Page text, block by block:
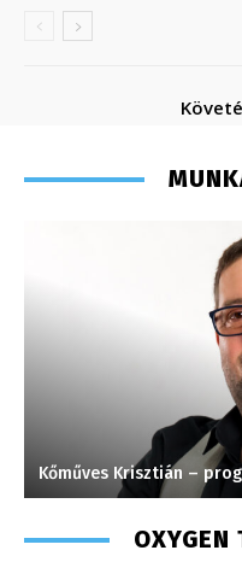
Kőműves Krisztián –
OXYGEN